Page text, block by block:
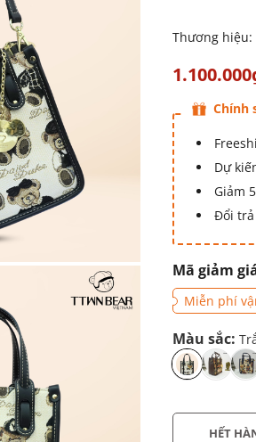
Thương hiệu:
Chính
Dự
Giảm
Đổi trả
Mã giảm
Miễn phí
Màu sắc:
HẾT